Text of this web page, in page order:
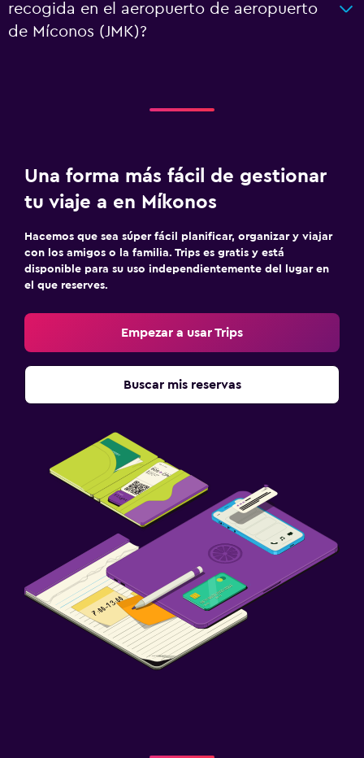
recogida en el aeropuerto de aeropuerto
de Míconos (JMK)?
Una forma más fácil de gestionar
tu viaje a en Míkonos
Hacemos que sea súper fácil planificar, organizar y viajar
con los amigos o la familia. Trips es gratis y está
disponible para su uso independientemente del lugar en
el que reserves.
Empezar a usar Trips
Buscar mis reservas